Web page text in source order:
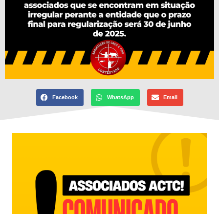
Facebook WhatsApp Email